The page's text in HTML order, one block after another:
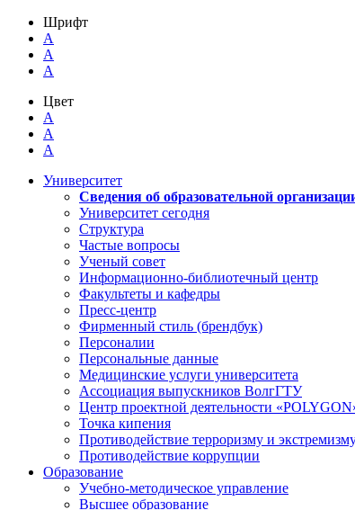
Шрифт
A
A
A
Цвет
A
A
A
Университет
Сведения об образовательной
Университет сегодня
Структура
Частые вопросы
Ученый совет
Информационно-библиотечный центр
Факультеты и кафедры
Пресс-центр
Фирменный стиль (брендбук)
Персоналии
Персональные данные
Медицинские услуги университета
Ассоциация выпускников ВолгГТУ
Центр проектной деятельности
Точка кипения
Противодействие терроризму и
Противодействие коррупции
Образование
Учебно-методическое управление
Высшее образование